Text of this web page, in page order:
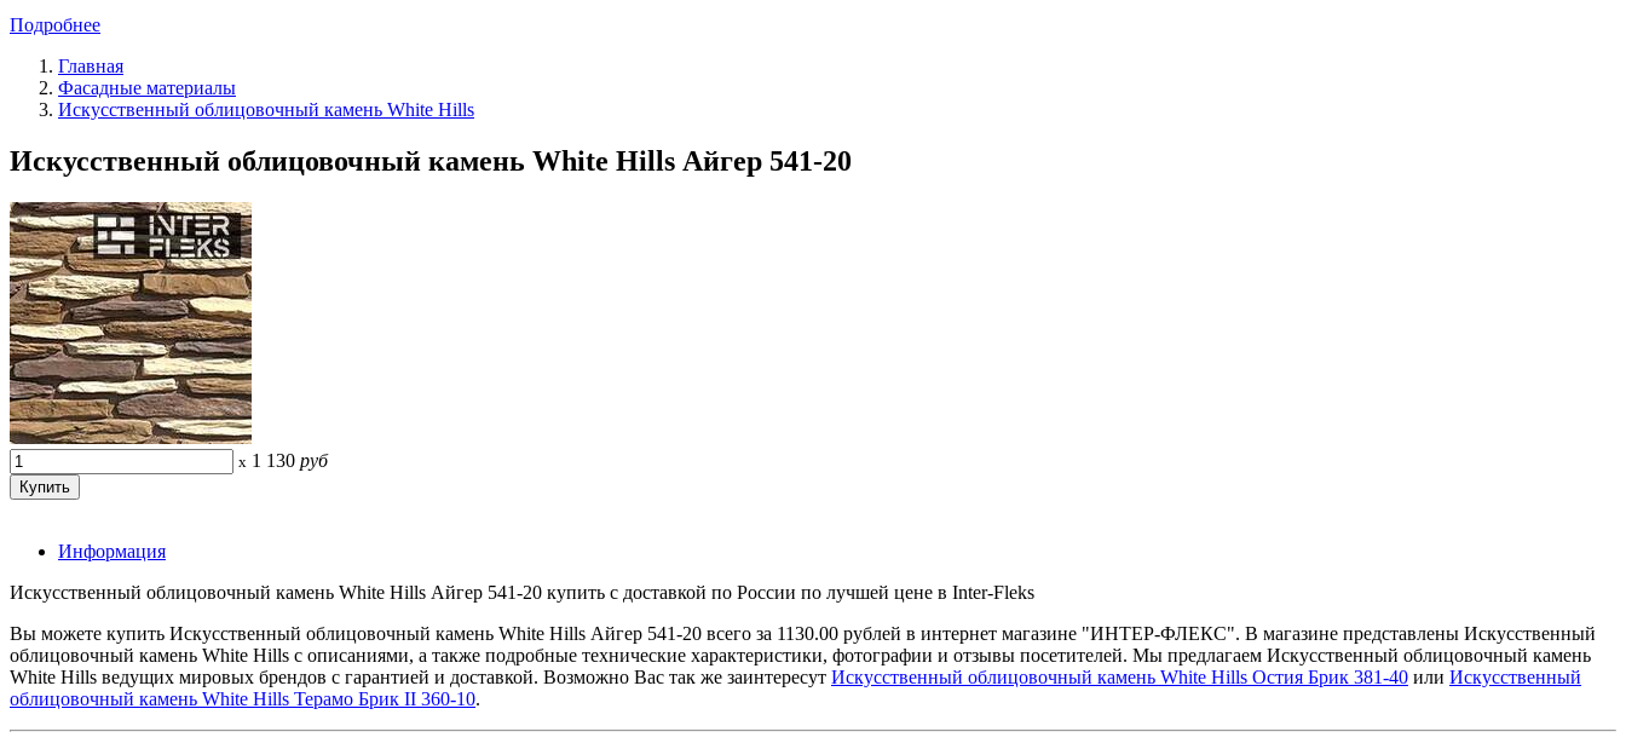
Подробнее
Главная
Фасадные материалы
Искусственный облицовочный камень White Hills
Искусственный облицовочный камень White Hills Айгер 541-20
x 1 130 руб
Информация
Искусственный облицовочный камень White Hills Айгер 541-20 купить с доставкой по России по лучшей цене в Inter-Fleks
Вы можете купить Искусственный облицовочный камень White Hills Айгер 541-20 всего за 1130.00 рублей в интернет магазине "ИНТЕР-ФЛЕКС". В магазине представлены Искусственный
облицовочный камень White Hills с описаниями, а также подробные технические характеристики, фотографии и отзывы посетителей. Мы предлагаем Искусственный облицовочный камень
White Hills ведущих мировых брендов с гарантией и доставкой. Возможно Вас так же заинтересут Искусственный облицовочный камень White Hills Остия Брик 381-40 или Искусственный
облицовочный камень White Hills Терамо Брик II 360-10.